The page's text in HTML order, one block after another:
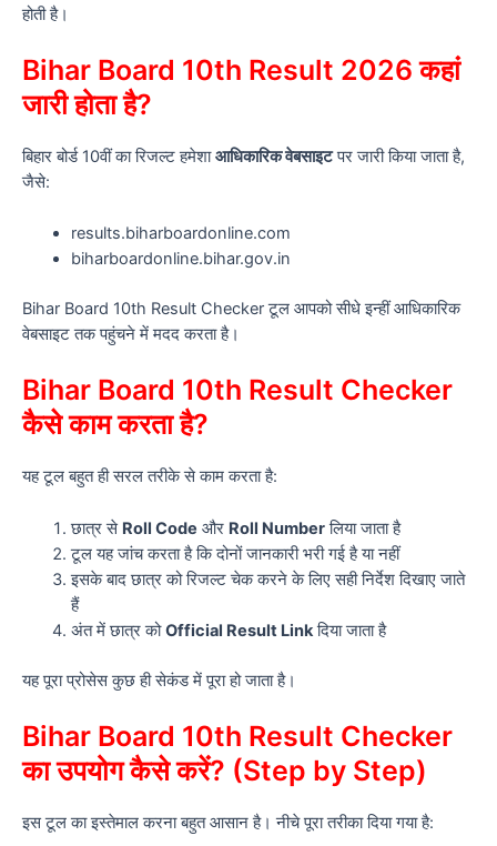
होती है।
Bihar Board 10th Result 2026 कहां
जारी होता है?
बिहार बोर्ड 10वीं का रिजल्ट हमेशाआधिकारिक वेबसाइटपर जारी किया जाता है,
जैसे:
results.biharboardonline.com
biharboardonline.bihar.gov.in
Bihar Board 10th Result Checker टूल आपको सीधे इन्हीं आधिकारिक
वेबसाइट तक पहुंचने में मदद करता है।
Bihar Board 10th Result Checker
कैसे काम करता है?
यह टूल बहुत ही सरल तरीके से काम करता है:
छात्र से Roll Code और Roll Numberलिया जाता है
टूल यह जांच करता है कि दोनों जानकारी भरी गई है या नहीं
इसके बाद छात्र को रिजल्ट चेक करने के लिए सही निर्देश दिखाए जाते
हैं
अंत में छात्र कोOfficial Result Linkदिया जाता है
यह पूरा प्रोसेस कुछ ही सेकंड में पूरा हो जाता है।
Bihar Board 10th Result Checker
का उपयोग कैसे करें? (Step by Step)
इस टूल का इस्तेमाल करना बहुत आसान है। नीचे पूरा तरीका दिया गया है: